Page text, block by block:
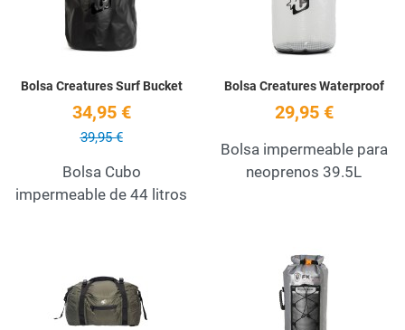
Bolsa Creatures Surf Bucket
34,95 €
39,95 €
Bolsa Cubo
impermeable de 44 litros
Bolsa Creatures Waterproof
29,95 €
Bolsa impermeable para
neoprenos 39.5L
Add to Wishlist